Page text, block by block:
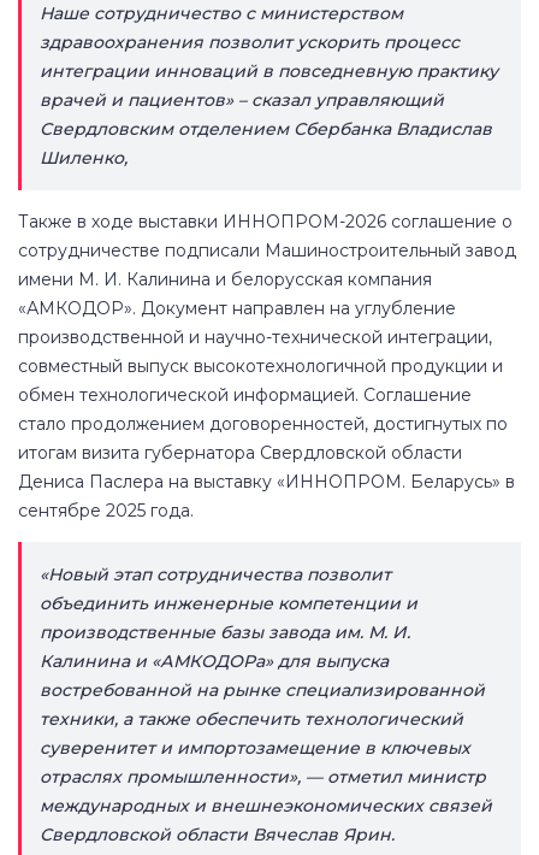
Наше сотрудничество с министерством
здравоохранения позволит ускорить процесс
интеграции инноваций в повседневную практику
врачей и пациентов» – сказал управляющий
Свердловским отделением Сбербанка Владислав
Шиленко,
Также в ходе выставки ИННОПРОМ-2026 соглашение о
сотрудничестве подписали Машиностроительный завод
имени М. И. Калинина и белорусская компания
«АМКОДОР». Документ направлен на углубление
производственной и научно-технической интеграции,
совместный выпуск высокотехнологичной продукции и
обмен технологической информацией. Соглашение
стало продолжением договоренностей, достигнутых по
итогам визита губернатора Свердловской области
Дениса Паслера на выставку «ИННОПРОМ. Беларусь» в
сентябре 2025 года.
«Новый этап сотрудничества позволит
объединить инженерные компетенции и
производственные базы завода им. М. И.
Калинина и «АМКОДОРа» для выпуска
востребованной на рынке специализированной
техники, а также обеспечить технологический
суверенитет и импортозамещение в ключевых
отраслях промышленности», — отметил министр
международных и внешнеэкономических связей
Свердловской области Вячеслав Ярин.